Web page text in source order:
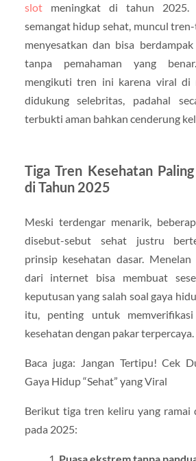
slotmeningkat di tahun 2025.
semangat hidup sehat, muncul
menyesatkan dan bisa
tanpa pemahaman yang
mengikuti tren ini karena viral di
didukung selebritas, padahal
terbukti aman bahkan cenderung
Tiga Tren Kesehatan
di Tahun 2025
Meski terdengar menarik,
disebut-sebut sehat justru
prinsip kesehatan dasar.
dari internet bisa membuat
keputusan yang salah soal gaya
itu, penting untuk
kesehatan dengan pakar terpercaya.
Baca juga: Jangan Tertipu! Cek
Gaya Hidup “Sehat” yang Viral
Berikut tiga tren keliru yang ramai
pada 2025: